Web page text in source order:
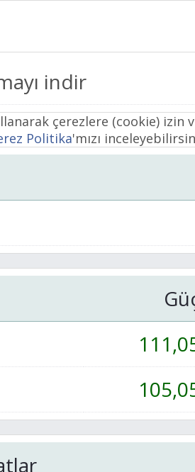
indir
çerezlere (cookie) izin
Politika'mızı